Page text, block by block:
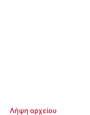
Λήψη αρχείου